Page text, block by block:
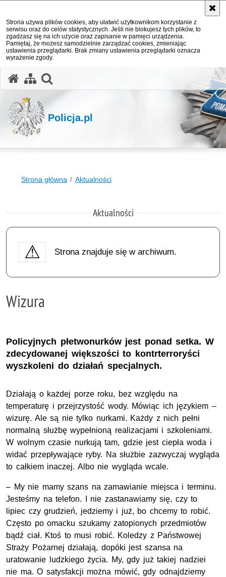
Strona używa plików cookies, aby ułatwić użytkownikom korzystanie z
serwisu oraz do celów statystycznych. Jeśli nie blokujesz tych plików, to
zgadzasz się na ich użycie oraz zapisanie w pamięci urządzenia.
Pamiętaj, że możesz samodzielnie zarządzać cookies, zmieniając
ustawienia przeglądarki. Brak zmiany ustawienia przeglądarki oznacza
wyrażenie zgody.
Policja.pl
Strona główna Aktualności
Aktualności
Strona znajduje się w archiwum.
Wizura
Policyjnych płetwonurków jest ponad setka. W
zdecydowanej większości to kontrterroryści
wyszkoleni do działań specjalnych.
Działają o każdej porze roku, bez względu na
temperaturę i przejrzystość wody. Mówiąc ich językiem –
wizurę. Ale są nie tylko nurkami. Każdy z nich pełni
normalną służbę wypełnioną realizacjami i szkoleniami.
W wolnym czasie nurkują tam, gdzie jest ciepła woda i
widać przepływające ryby. Na służbie zazwyczaj wygląda
to całkiem inaczej. Albo nie wygląda wcale.
– My nie mamy szans na zamawianie miejsca i terminu.
Jesteśmy na telefon. I nie zastanawiamy się, czy to
lipiec czy grudzień, jedziemy i już, bo chcemy to robić.
Często po omacku szukamy zatopionych przedmiotów
bądź ciał. Ktoś to musi robić. Koledzy z Państwowej
Straży Pożarnej działają, dopóki jest szansa na
uratowanie ludzkiego życia. My, gdy już takiej nadziei
nie ma. O satysfakcji można mówić, gdy odnajdziemy